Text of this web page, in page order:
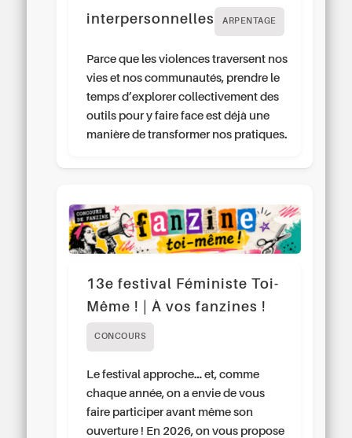
interpersonnelles
ARPENTAGE
Parce que les violences traversent nos
vies et nos communautés, prendre le
temps d’explorer collectivement des
outils pour y faire face est déjà une
manière de transformer nos pratiques.
13e festival Féministe Toi-
Même ! | À vos fanzines !
CONCOURS
Le festival approche… et, comme
chaque année, on a envie de vous
faire participer avant même son
ouverture ! En 2026, on vous propose